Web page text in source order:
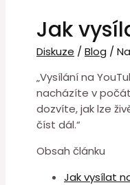
Jak
Diskuze / Blog /
„Vysílání na
nacházíte v
dozvíte, jak lze
číst dál.“
Obsah článku
Jak vysílat